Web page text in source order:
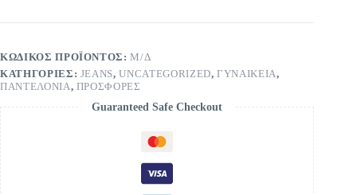
ΚΩΔΙΚΌΣ ΠΡΟΪΌΝΤΟΣ:Μ/Δ
ΚΑΤΗΓΟΡΊΕΣ: JEANS,UNCATEGORIZED,ΓΥΝΑΙΚΕΙΑ,
ΠΑΝΤΕΛΟΝΙΑ, ΠΡΟΣΦΟΡΕΣ
Guaranteed Safe Checkout